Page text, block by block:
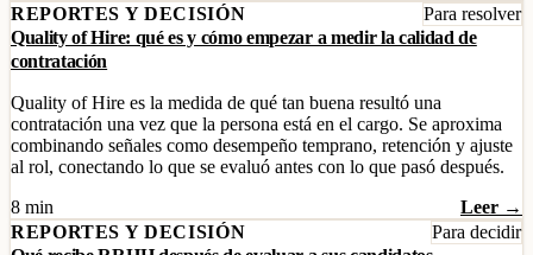
REPORTES Y DECISIÓN
Para resolver
Quality of Hire: qué es y cómo empezar a medir la calidad de
contratación
Quality of Hire es la medida de qué tan buena resultó una
contratación una vez que la persona está en el cargo. Se aproxima
combinando señales como desempeño temprano, retención y ajuste
al rol, conectando lo que se evaluó antes con lo que pasó después.
8 min
Leer →
REPORTES Y DECISIÓN
Para decidir